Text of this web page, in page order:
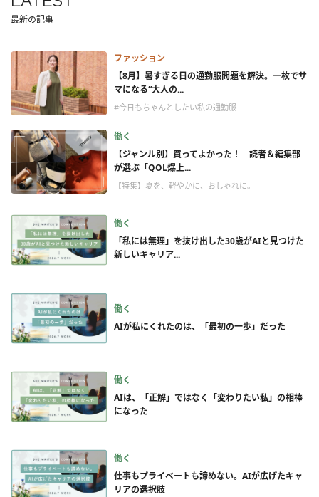
最新の記事
ファッション
【8月】暑すぎる日の通勤服問題を解決。一枚でサ
マになる“大人の...
#今日もちゃんとしたい私の通勤服
働く
【ジャンル別】買ってよかった！ 読者＆編集部
が選ぶ「QOL爆上...
【特集】夏を、軽やかに、おしゃれに。
働く
「私には無理」を抜け出した30歳がAIと見つけた
新しいキャリア...
働く
AIが私にくれたのは、「最初の一歩」だった
働く
AIは、「正解」ではなく「変わりたい私」の相棒
になった
働く
仕事もプライベートも諦めない。AIが広げたキャ
リアの選択肢